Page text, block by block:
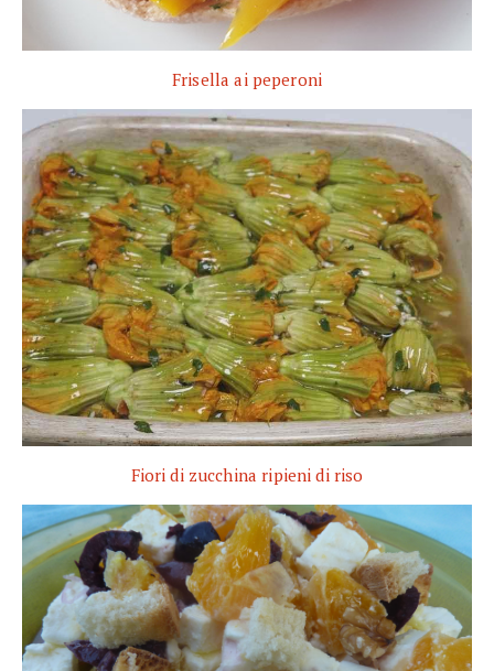
Frisella ai peperoni
Fiori di zucchina ripieni di riso